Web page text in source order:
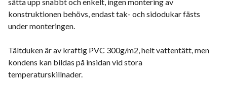
konstruktionen behövs, endast tak- och sidodukar fästs
under monteringen.
Tältduken är av kraftig PVC 300g/m2, helt vattentätt, men
kondens kan bildas på insidan vid stora
temperaturskillnader.